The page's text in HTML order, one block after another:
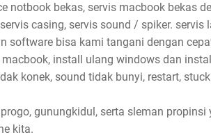
notbook bekas, servis macbook bekas
casing, servis sound / spiker.
software bisa kami tangani dengan
install ulang windows dan
konek, sound tidak bunyi, restart,
gunungkidul, serta sleman
kita.